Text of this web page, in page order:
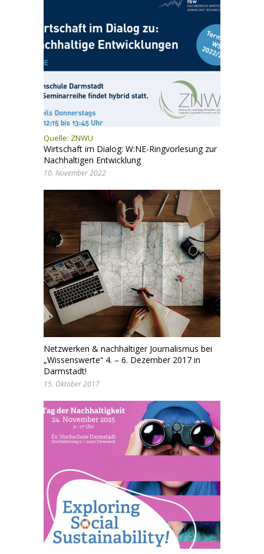
Quelle: ZNWU
Wirtschaft im Dialog: W:NE-Ringvorlesung zur
Nachhaltigen Entwicklung
10. November 2022
Netzwerken & nachhaltiger Journalismus bei
„Wissenswerte“ 4. – 6. Dezember 2017 in
Darmstadt!
15. Oktober 2017